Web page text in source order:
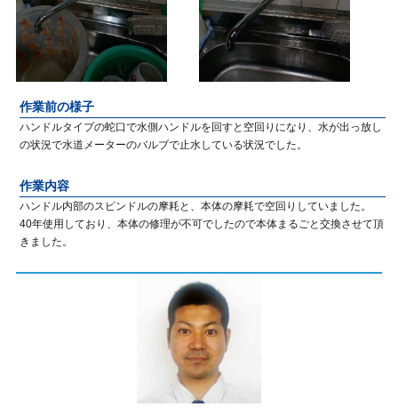
作業前の様子
ハンドルタイプの蛇口で水側ハンドルを回すと空回りになり、水が出っ放し
の状況で水道メーターのバルブで止水している状況でした。
作業内容
ハンドル内部のスピンドルの摩耗と、本体の摩耗で空回りしていました。
40年使用しており、本体の修理が不可でしたので本体まるごと交換させて頂
きました。